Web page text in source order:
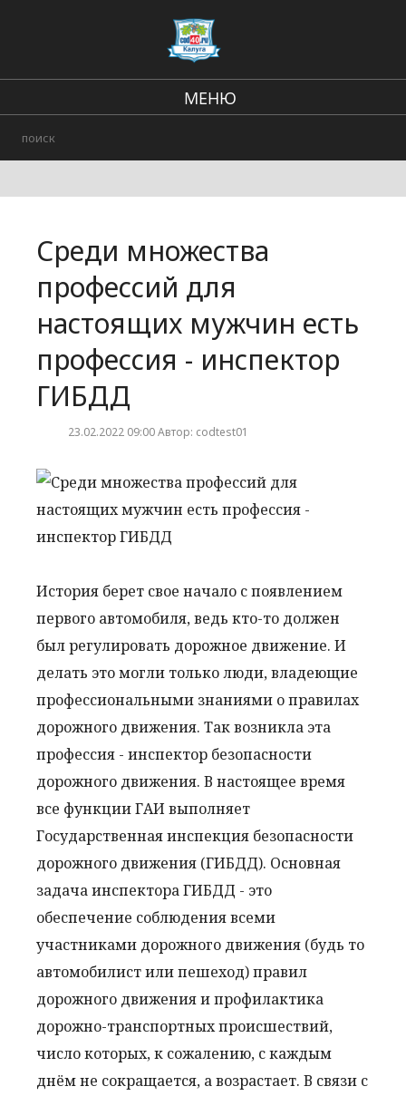
МЕНЮ
Происшествия
Среди множества
профессий для
настоящих мужчин есть
профессия - инспектор
ГИБДД
23.02.2022 09:00 Автор: codtest01
История берет свое начало с появлением
первого автомобиля, ведь кто-то должен
был регулировать дорожное движение. И
делать это могли только люди, владеющие
профессиональными знаниями о правилах
дорожного движения. Так возникла эта
профессия - инспектор безопасности
дорожного движения. В настоящее время
все функции ГАИ выполняет
Государственная инспекция безопасности
дорожного движения (ГИБДД). Основная
задача инспектора ГИБДД - это
обеспечение соблюдения всеми
участниками дорожного движения (будь то
автомобилист или пешеход) правил
дорожного движения и профилактика
дорожно-транспортных происшествий,
число которых, к сожалению, с каждым
днём не сокращается, а возрастает. В связи с